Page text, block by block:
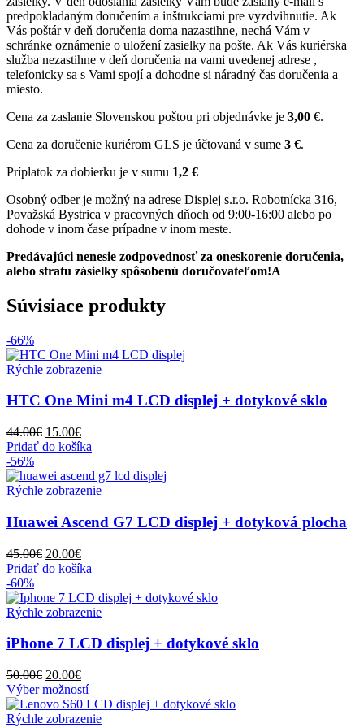
predpokladaným doručením a inštrukciami pre vyzdvihnutie. Ak
Vás poštár v deň doručenia doma nazastihne, nechá Vám v
schránke oznámenie o uložení zasielky na pošte. Ak Vás kuriérska
služba nezastihne v deň doručenia na vami uvedenej adrese ,
telefonicky sa s Vami spojí a dohodne si náradný čas doručenia a
miesto.
Cena za zaslanie Slovenskou poštou pri objednávke je 3,00 €.
Cena za doručenie kuriérom GLS je účtovaná v sume 3 €.
Príplatok za dobierku je v sumu 1,2 €
Osobný odber je možný na adrese Displej s.r.o. Robotnícka 316,
Považská Bystrica v pracovných dňoch od 9:00-16:00 alebo po
dohode v inom čase prípadne v inom meste.
Predávajúci nenesie zodpovednosť za oneskorenie doručenia,
alebo stratu zásielky spôsobenú doručovateľom!A
Súvisiace produkty
-66%
Rýchle zobrazenie
HTC One Mini m4 LCD displej + dotykové sklo
44.00€ Pôvodná
cena
44.00€.
15.00€Aktuálna
cena
15.00€.
Pridať do košíka
-56%
Rýchle zobrazenie
Huawei Ascend G7 LCD displej + dotyková plocha
45.00€ Pôvodná
cena
45.00€.
20.00€Aktuálna
cena
20.00€.
Pridať do košíka
-60%
Rýchle zobrazenie
iPhone 7 LCD displej + dotykové sklo
50.00€ Pôvodná
cena
bola:
50.00€.
20.00€Aktuálna
cena
je:
20.00€.
Výber možnostíTento
produkt
má
Rýchle zobrazenie